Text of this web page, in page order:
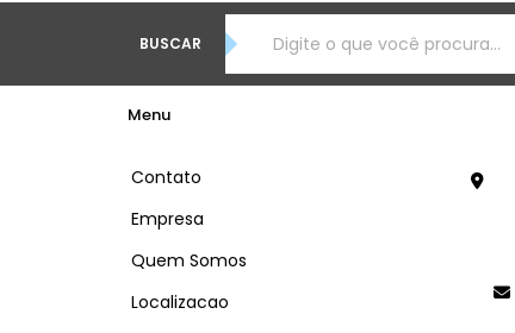
BUSCAR
Menu
Contato
Empresa
Quem Somos
Localizacao